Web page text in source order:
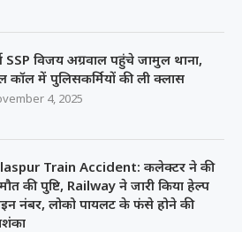
SSP विजय अग्रवाल पहुंचे जामुल थाना,
कॉल में पुलिसकर्मियों की ली क्लास
4, 2025
Train Accident: कलेक्टर ने की
की पुष्टि, Railway ने जारी किया हेल्प
नंबर, लोको पायलट के फंसे होने की